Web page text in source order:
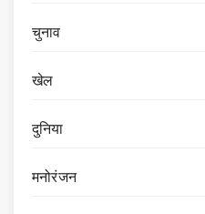
चुनाव
खेल
दुनिया
मनोरंजन